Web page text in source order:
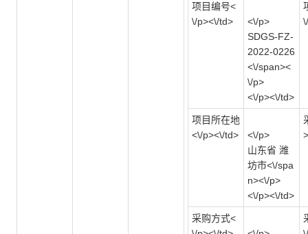
项目编号<
\/p><\/td>
<\/p>
SDGS-FZ-
2022-0226
<\/span><
\/p>
<\/p><\/td>
项目所在地
<\/p><\/td>
<\/p>
山东省 潍
坊市<\/spa
n><\/p>
<\/p><\/td>
采购方式<